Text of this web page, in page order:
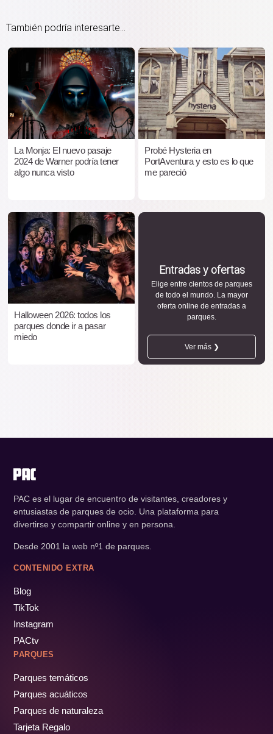
También podría interesarte...
La Monja: El nuevo pasaje
2024 de Warner podría tener
algo nunca visto
Probé Hysteria en
PortAventura y esto es lo que
me pareció
Halloween 2026: todos los
parques donde ir a pasar
miedo
Entradas y ofertas
Elige entre cientos de parques
de todo el mundo. La mayor
oferta online de entradas a
parques.
Ver más ❯
PAC es el lugar de encuentro de visitantes, creadores y
entusiastas de parques de ocio. Una plataforma para
divertirse y compartir online y en persona.
Desde 2001 la web nº1 de parques.
CONTENIDO EXTRA
Blog
TikTok
Instagram
PACtv
PARQUES
Parques temáticos
Parques acuáticos
Parques de naturaleza
Tarjeta Regalo